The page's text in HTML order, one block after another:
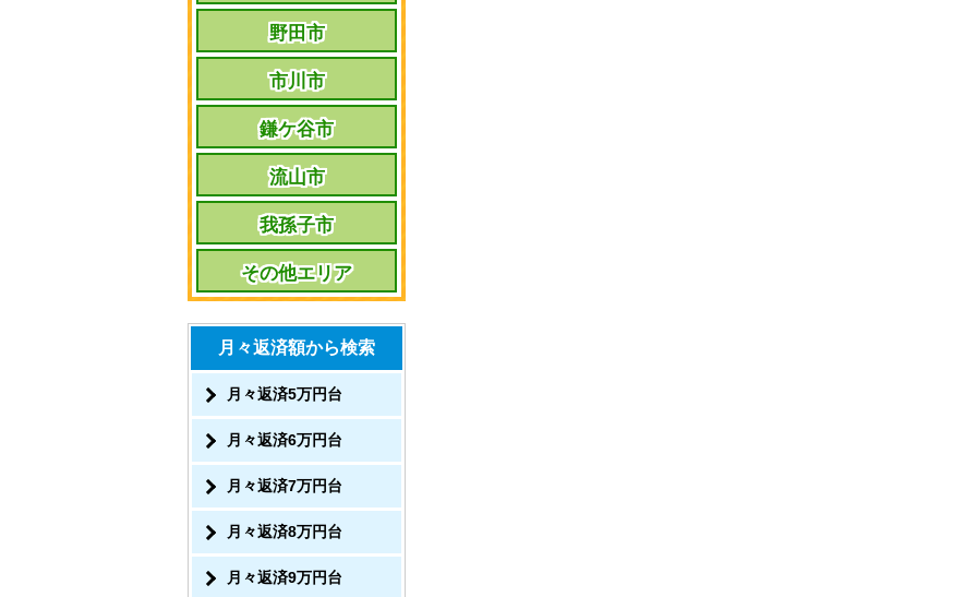
野田市
市川市
鎌ケ谷市
流山市
我孫子市
その他エリア
月々返済額から検索
月々返済5万円台
月々返済6万円台
月々返済7万円台
月々返済8万円台
月々返済9万円台